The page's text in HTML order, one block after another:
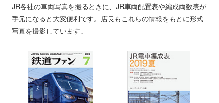
JR各社の車両写真を撮るときに、JR車両配置表や編成両数表が
手元になると大変便利です。店長もこれらの情報をもとに形式
写真を撮影しています。